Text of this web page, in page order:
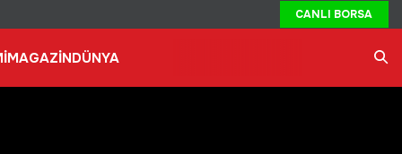
CANLI BORSA
MAGAZİNDÜNYA